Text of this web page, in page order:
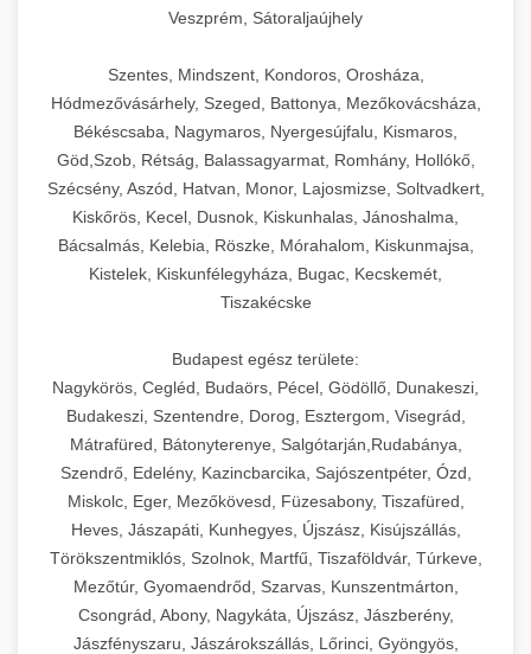
Veszprém, Sátoraljaújhely
Szentes, Mindszent, Kondoros, Orosháza,
Hódmezővásárhely, Szeged, Battonya, Mezőkovácsháza,
Békéscsaba, Nagymaros, Nyergesújfalu, Kismaros,
Göd,Szob, Rétság, Balassagyarmat, Romhány, Hollókő,
Szécsény, Aszód, Hatvan, Monor, Lajosmizse, Soltvadkert,
Kiskőrös, Kecel, Dusnok, Kiskunhalas, Jánoshalma,
Bácsalmás, Kelebia, Röszke, Mórahalom, Kiskunmajsa,
Kistelek, Kiskunfélegyháza, Bugac, Kecskemét,
Tiszakécske
Budapest egész területe:
Nagykörös, Cegléd, Budaörs, Pécel, Gödöllő, Dunakeszi,
Budakeszi, Szentendre, Dorog, Esztergom, Visegrád,
Mátrafüred, Bátonyterenye, Salgótarján,Rudabánya,
Szendrő, Edelény, Kazincbarcika, Sajószentpéter, Ózd,
Miskolc, Eger, Mezőkövesd, Füzesabony, Tiszafüred,
Heves, Jászapáti, Kunhegyes, Újszász, Kisújszállás,
Törökszentmiklós, Szolnok, Martfű, Tiszaföldvár, Túrkeve,
Mezőtúr, Gyomaendrőd, Szarvas, Kunszentmárton,
Csongrád, Abony, Nagykáta, Újszász, Jászberény,
Jászfényszaru, Jászárokszállás, Lőrinci, Gyöngyös,